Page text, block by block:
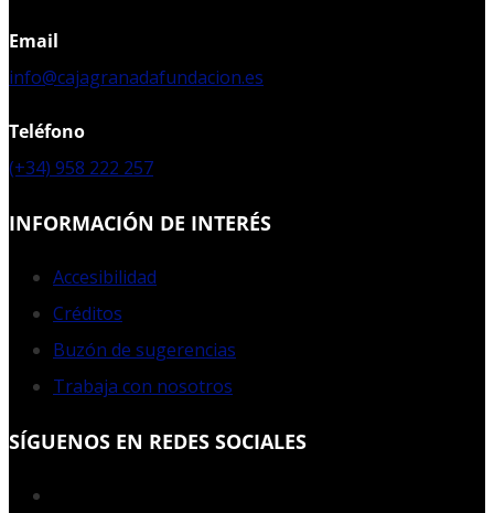
Email
info@cajagranadafundacion.es
Teléfono
(+34) 958 222 257
INFORMACIÓN DE INTERÉS
Accesibilidad
Créditos
Buzón de sugerencias
Trabaja con nosotros
SÍGUENOS EN REDES SOCIALES